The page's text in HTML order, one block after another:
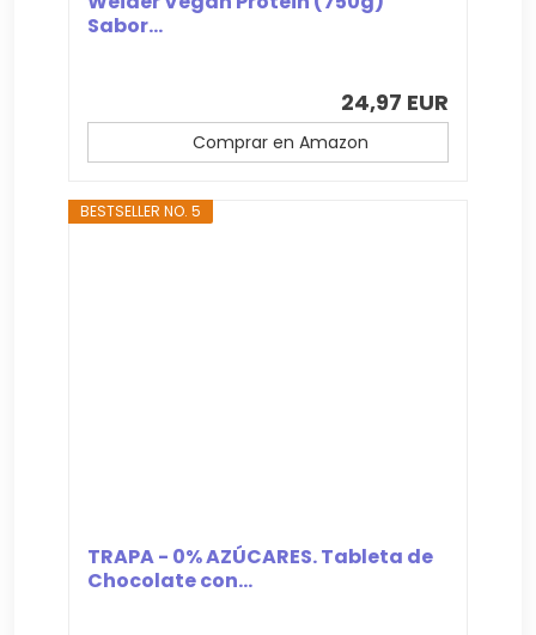
Sabor...
24,97 EUR
Comprar en Amazon
BESTSELLER NO. 5
TRAPA - 0% AZÚCARES. Tableta de
Chocolate con...